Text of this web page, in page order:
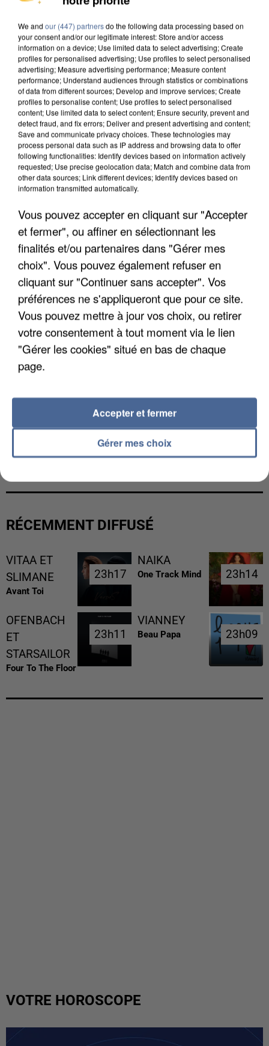
APRÈS TOUTES CES CANICULES, LES REFUGES
DE FAUNE SAUVAGE SONT...
L’UN DES FONDATEURS SUPPOSÉS DE LA DZ
MAFIA INTERPELLÉ EN ALGÉRIE
RÉCEMMENT DIFFUSÉ
VITAA ET
SLIMANE
Avant Toi
23h17
23h17
NAIKA
One Track Mind 23h14
23h14
OFENBACH
ET
STARSAILOR
Four To The Floor
23h11
23h11
VIANNEY
Beau Papa 23h09
23h09
VOTRE HOROSCOPE
We and our (447) partnersdo the following data processing based on
your consent and/or our legitimate interest: Store and/or access
information on a device; Use limited data to select advertising; Create
profiles for personalised advertising; Use profiles to select personalised
advertising; Measure advertising performance; Measure content
performance; Understand audiences through statistics or combinations
of data from different sources; Develop and improve services; Create
profiles to personalise content; Use profiles to select personalised
content; Use limited data to select content; Ensure security, prevent and
detect fraud, and fix errors; Deliver and present advertising and content;
Save and communicate privacy choices. These technologies may
process personal data such as IP address and browsing data to offer
following functionalities: Identify devices based on information actively
requested; Use precise geolocation data; Match and combine data from
other data sources; Link different devices; Identify devices based on
information transmitted automatically.
Vous pouvez accepter en cliquant sur "Accepter
et fermer", ou affiner en sélectionnant les
finalités et/ou partenaires dans "Gérer mes
choix". Vous pouvez également refuser en
cliquant sur "Continuer sans accepter". Vos
préférences ne s'appliqueront que pour ce site.
Vous pouvez mettre à jour vos choix, ou retirer
votre consentement à tout moment via le lien
"Gérer les cookies" situé en bas de chaque
page.
Gérer mes choix
Accepter et fermer